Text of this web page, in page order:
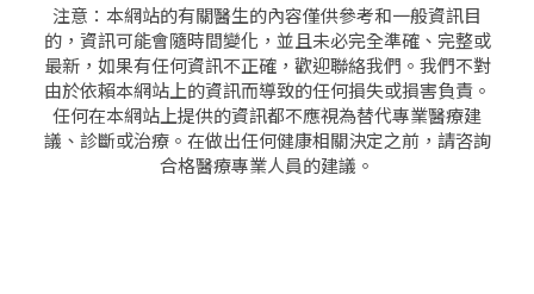
注意：本網站的有關醫生的內容僅供參考和一般資訊目
的，資訊可能會隨時間變化，並且未必完全準確、完整或
最新，如果有任何資訊不正確，歡迎聯絡我們。我們不對
由於依賴本網站上的資訊而導致的任何損失或損害負責。
任何在本網站上提供的資訊都不應視為替代專業醫療建
議、診斷或治療。在做出任何健康相關決定之前，請咨詢
合格醫療專業人員的建議。